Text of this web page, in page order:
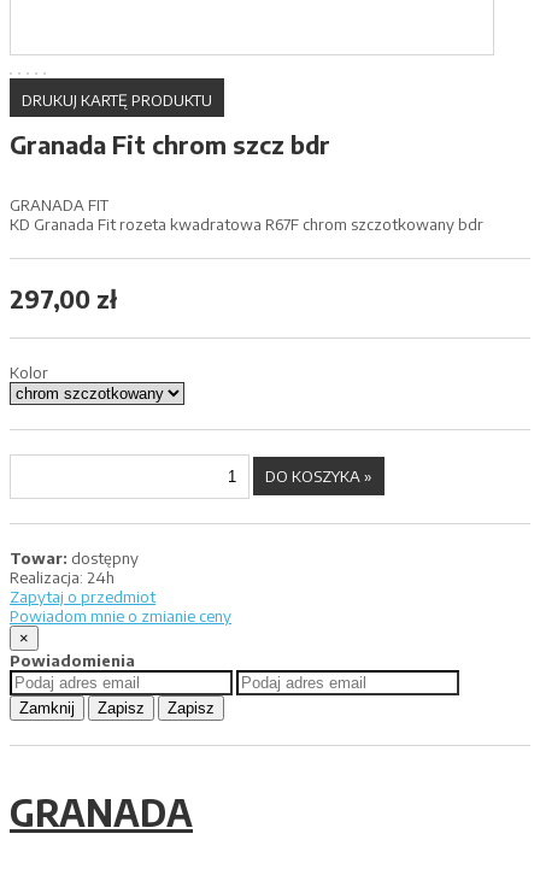
DRUKUJ KARTĘ PRODUKTU
Granada Fit chrom szcz bdr
GRANADA FIT
KD Granada Fit rozeta kwadratowa R67F chrom szczotkowany bdr
297,00 zł
Kolor
Towar: dostępny
Realizacja: 24h
Zapytaj o przedmiot
Powiadom mnie o zmianie ceny
×
Powiadomienia
Zamknij Zapisz Zapisz
GRANADA